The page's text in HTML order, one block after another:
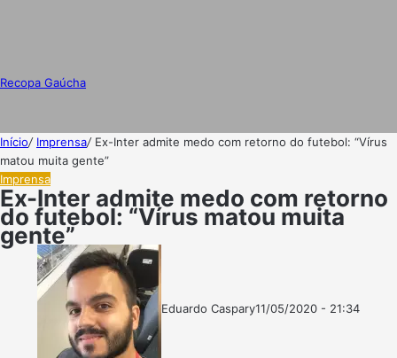
Recopa Gaúcha
Início/ Imprensa/ Ex-Inter admite medo com retorno do futebol: “Vírus
matou muita gente”
Imprensa
Ex-Inter admite medo com retorno
do futebol: “Vírus matou muita
gente”
Eduardo CasparyFollow
Mande
11/05/2020 - 21:34